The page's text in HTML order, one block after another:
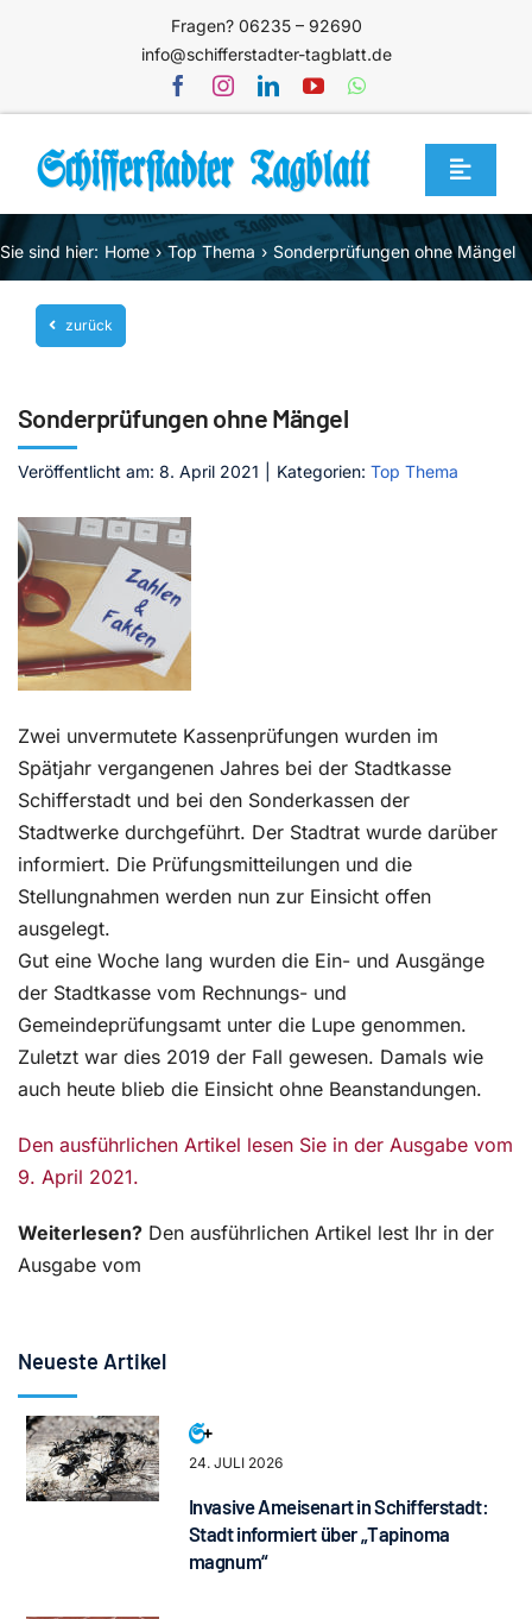
Fragen? 06235 – 92690
info@schifferstadter-tagblatt.de
Toggle
Home
Themen
Blog
Service
Mediathek
Jetzt abonnieren
Kontakt
Sie sind hier: Home Top Thema Sonderprüfungen ohne Mängel
zurück
Sonderprüfungen ohne Mängel
Veröffentlicht am: 8. April 2021 Kategorien: Top Thema
Zwei unvermutete Kassenprüfungen wurden im
Spätjahr vergangenen Jahres bei der Stadtkasse
Schifferstadt und bei den Sonderkassen der
Stadtwerke durchgeführt. Der Stadtrat wurde darüber
informiert. Die Prüfungsmitteilungen und die
Stellungnahmen werden nun zur Einsicht offen
ausgelegt.
Gut eine Woche lang wurden die Ein- und Ausgänge
der Stadtkasse vom Rechnungs- und
Gemeindeprüfungsamt unter die Lupe genommen.
Zuletzt war dies 2019 der Fall gewesen. Damals wie
auch heute blieb die Einsicht ohne Beanstandungen.
Den ausführlichen Artikel lesen Sie in der Ausgabe vom
9. April 2021.
Weiterlesen? Den ausführlichen Artikel lest Ihr in der
Ausgabe vom
Neueste Artikel
24. JULI 2026
Invasive Ameisenart in Schifferstadt:
Stadt informiert über „Tapinoma
magnum“